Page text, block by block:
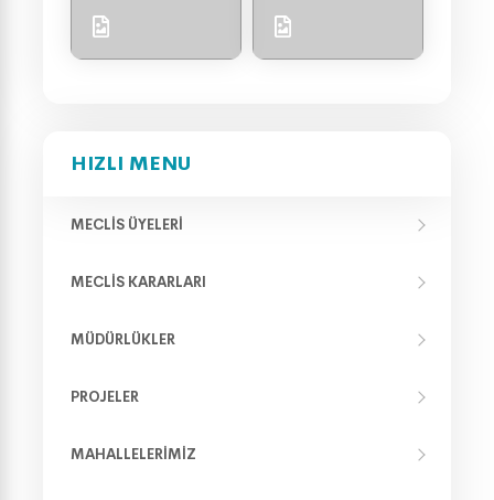
HIZLI MENU
MECLIS ÜYELERI
MECLIS KARARLARI
MÜDÜRLÜKLER
PROJELER
MAHALLELERIMIZ